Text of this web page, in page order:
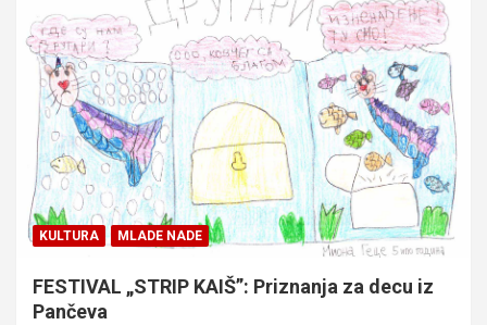
KULTURA MLADE NADE
FESTIVAL „STRIP KAIŠ”: Priznanja za decu iz
Pančeva